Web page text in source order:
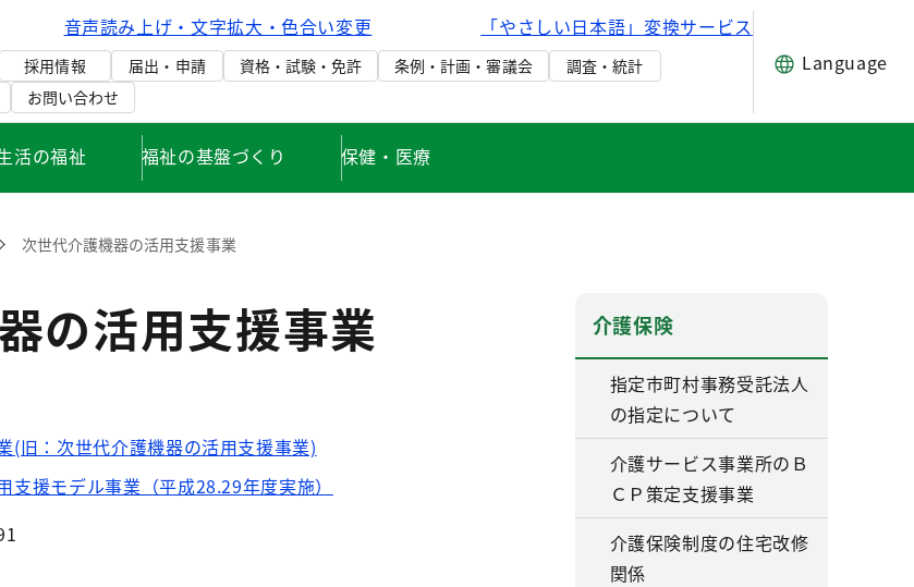
音声読み上げ・文字拡大・色合い変更 「やさしい日本語」変換サービス
採用情報 届出・申請 資格・試験・免許 条例・計画・審議会
調査・統計
お問い合わせ
Language
活の福祉 福祉の基盤づくり 保健・医療
次世代介護機器の活用支援事業
の活用支援事業
(旧：次世代介護機器の活用支援事業)
援モデル事業（平成28.29年度実施）
介護保険
指定市町村事務受託法人
の指定について
介護サービス事業所のＢ
ＣＰ策定支援事業
介護保険制度の住宅改修
関係